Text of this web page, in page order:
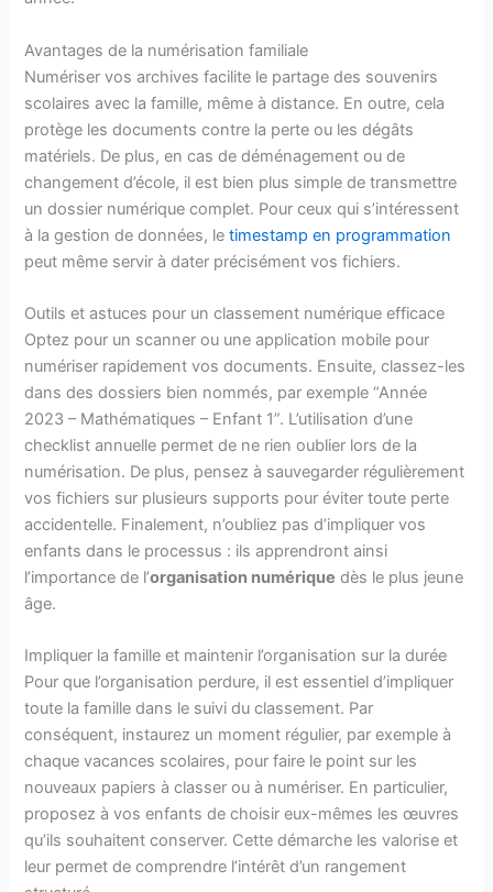
Avantages de la numérisation familiale
Numériser vos archives facilite le partage des souvenirs
scolaires avec la famille, même à distance. En outre, cela
protège les documents contre la perte ou les dégâts
matériels. De plus, en cas de déménagement ou de
changement d’école, il est bien plus simple de transmettre
un dossier numérique complet. Pour ceux qui s’intéressent
à la gestion de données, letimestamp en programmation
peut même servir à dater précisément vos fichiers.
Outils et astuces pour un classement numérique efficace
Optez pour un scanner ou une application mobile pour
numériser rapidement vos documents. Ensuite, classez-les
dans des dossiers bien nommés, par exemple “Année
2023 – Mathématiques – Enfant 1”. L’utilisation d’une
checklist annuelle permet de ne rien oublier lors de la
numérisation. De plus, pensez à sauvegarder régulièrement
vos fichiers sur plusieurs supports pour éviter toute perte
accidentelle. Finalement, n’oubliez pas d’impliquer vos
enfants dans le processus : ils apprendront ainsi
l’importance de l’organisation numérique dès le plus jeune
âge.
Impliquer la famille et maintenir l’organisation sur la durée
Pour que l’organisation perdure, il est essentiel d’impliquer
toute la famille dans le suivi du classement. Par
conséquent, instaurez un moment régulier, par exemple à
chaque vacances scolaires, pour faire le point sur les
nouveaux papiers à classer ou à numériser. En particulier,
proposez à vos enfants de choisir eux-mêmes les œuvres
qu’ils souhaitent conserver. Cette démarche les valorise et
leur permet de comprendre l’intérêt d’un rangement